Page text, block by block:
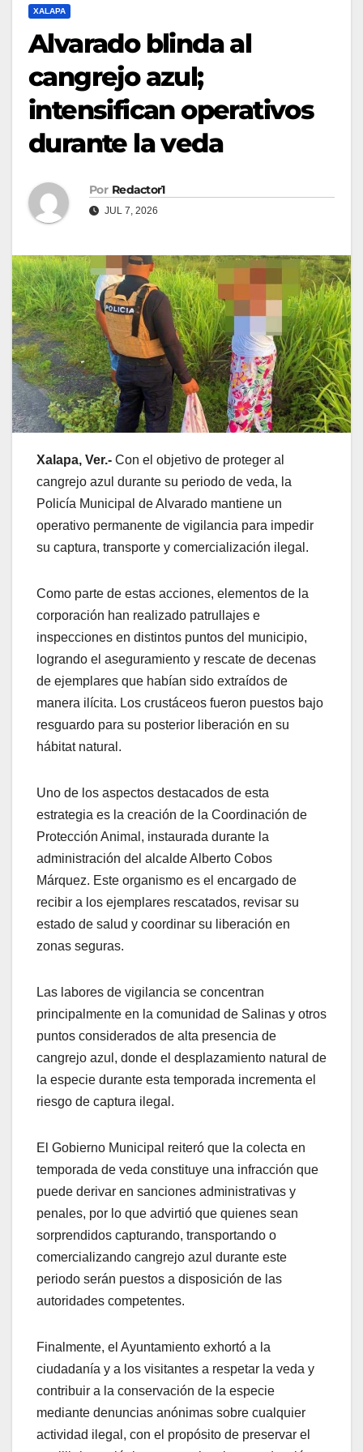
XALAPA
Alvarado blinda al
cangrejo azul;
intensifican operativos
durante la veda
Por Redactor1
JUL 7, 2026
Xalapa, Ver.- Con el objetivo de proteger al
cangrejo azul durante su periodo de veda, la
Policía Municipal de Alvarado mantiene un
operativo permanente de vigilancia para impedir
su captura, transporte y comercialización ilegal.
Como parte de estas acciones, elementos de la
corporación han realizado patrullajes e
inspecciones en distintos puntos del municipio,
logrando el aseguramiento y rescate de decenas
de ejemplares que habían sido extraídos de
manera ilícita. Los crustáceos fueron puestos bajo
resguardo para su posterior liberación en su
hábitat natural.
Uno de los aspectos destacados de esta
estrategia es la creación de la Coordinación de
Protección Animal, instaurada durante la
administración del alcalde Alberto Cobos
Márquez. Este organismo es el encargado de
recibir a los ejemplares rescatados, revisar su
estado de salud y coordinar su liberación en
zonas seguras.
Las labores de vigilancia se concentran
principalmente en la comunidad de Salinas y otros
puntos considerados de alta presencia de
cangrejo azul, donde el desplazamiento natural de
la especie durante esta temporada incrementa el
riesgo de captura ilegal.
El Gobierno Municipal reiteró que la colecta en
temporada de veda constituye una infracción que
puede derivar en sanciones administrativas y
penales, por lo que advirtió que quienes sean
sorprendidos capturando, transportando o
comercializando cangrejo azul durante este
periodo serán puestos a disposición de las
autoridades competentes.
Finalmente, el Ayuntamiento exhortó a la
ciudadanía y a los visitantes a respetar la veda y
contribuir a la conservación de la especie
mediante denuncias anónimas sobre cualquier
actividad ilegal, con el propósito de preservar el